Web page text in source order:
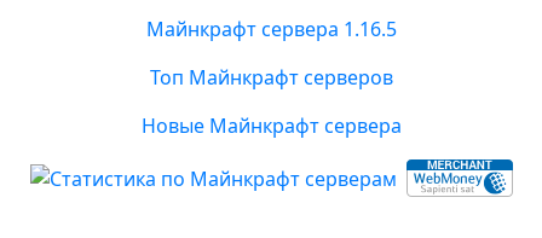
Майнкрафт сервера 1.16.5
Топ Майнкрафт серверов
Новые Майнкрафт сервера